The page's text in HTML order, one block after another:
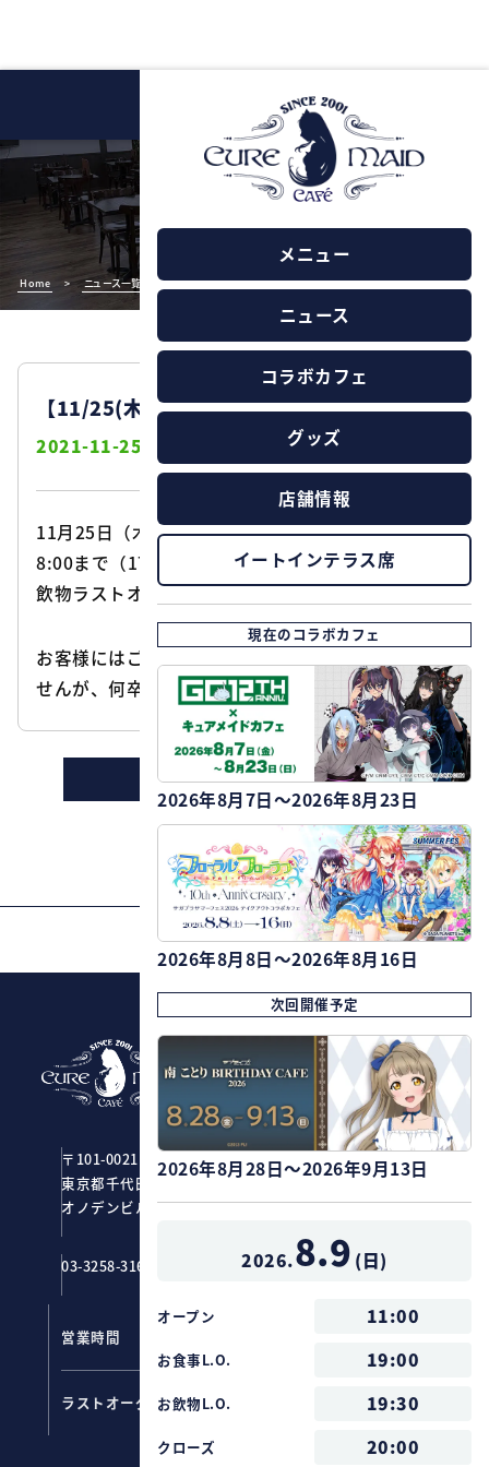
メニュー
ニュース
コラボカフェ
グッズ
店舗情報
イートインテラス席
現在のコラボカフェ
2026年8月7日～2026年8月23日
2026年8月8日～2026年8月16日
次回開催予定
2026年8月28日～2026年9月13日
2026.8.9 (日)
オープン 11:00
お食事L.O. 19:00
お飲物L.O. 19:30
クローズ 20:00
NEWS
Home > ニュース一覧 【11/25(木)】営業時間変更のお知らせ
【11/25(木)】営業時間変更のお知らせ
2021-11-25
11月25日（木）はイベント準備の為、営業時間は1
8:00まで（17:00お食事ラストオーダー、17:30お
飲物ラストオーダー）とさせていただきます。
お客様にはご迷惑をお掛けし、大変申し訳ございま
せんが、何卒御理解の程お願いいたします。
ニュースの一覧に戻る
PAGE TOP
CURE MAID CAFÉ
〒101-0021
東京都千代田区外神田1-2-7
オノデンビル4F ジーストア・アキバ
03-3258-3161
営業時間
ラストオーダー
ドリンク：